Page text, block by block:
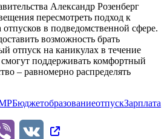
Александр Розенберг
пересмотреть подход к
в подведомственной сфере.
возможность брать
отпуск на каникулах в течение
смогут поддерживать комфортный
– равномерно распределять
БюджетобразованиеотпускЗарплата
Viber
VK